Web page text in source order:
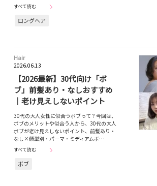
すべて読む
ロングヘア
Hair
2026.06.13
【2026最新】30代向け「ボ
ブ」前髪あり・なしおすすめ
｜老け見えしないポイント
30代の大人女性に似合うボブって？今回は、
ボブのメリットや似合う人から、30代の大人
ボブが老け見えしないポイント、前髪あり・
なし×顔型別・パーマ・ミディアムボ…
すべて読む
ボブ